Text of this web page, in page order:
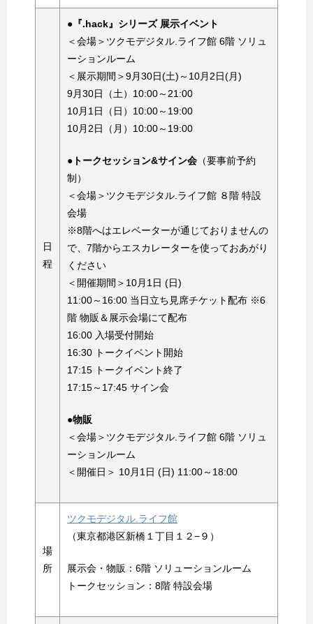
日
程
●『.hack』シリーズ 展示イベント
＜会場＞ツクモデジタル.ライフ館 6階 ソリュ
ーションルーム
＜展示期間＞9月30日(土)～10月2日(月)
9月30日（土）10:00～21:00
10月1日（日）10:00～19:00
10月2日（月）10:00～19:00
●トークセッション&サイン会 （要事前予約
制）
＜会場＞ツクモデジタル.ライフ館 ８階 特設
会場
※8階へはエレベーターが通じておりませんの
で、7階からエスカレーターを使っておあがり
ください
＜開催期間＞10月1日 (日)
11:00～16:00 当日立ち見席チケット配布 ※6
階 物販＆展示会場にて配布
16:00 入場受付開始
16:30 トークイベント開始
17:15 トークイベント終了
17:15～17:45 サイン会
●物販
＜会場＞ツクモデジタル.ライフ館 6階 ソリュ
ーションルーム
＜開催日＞ 10月1日 (日) 11:00～18:00
場
所
ツクモデジタル.ライフ館
（東京都港区新橋１丁目１２−９）
展示会・物販：6階 ソリューションルーム
トークセッション：8階 特設会場